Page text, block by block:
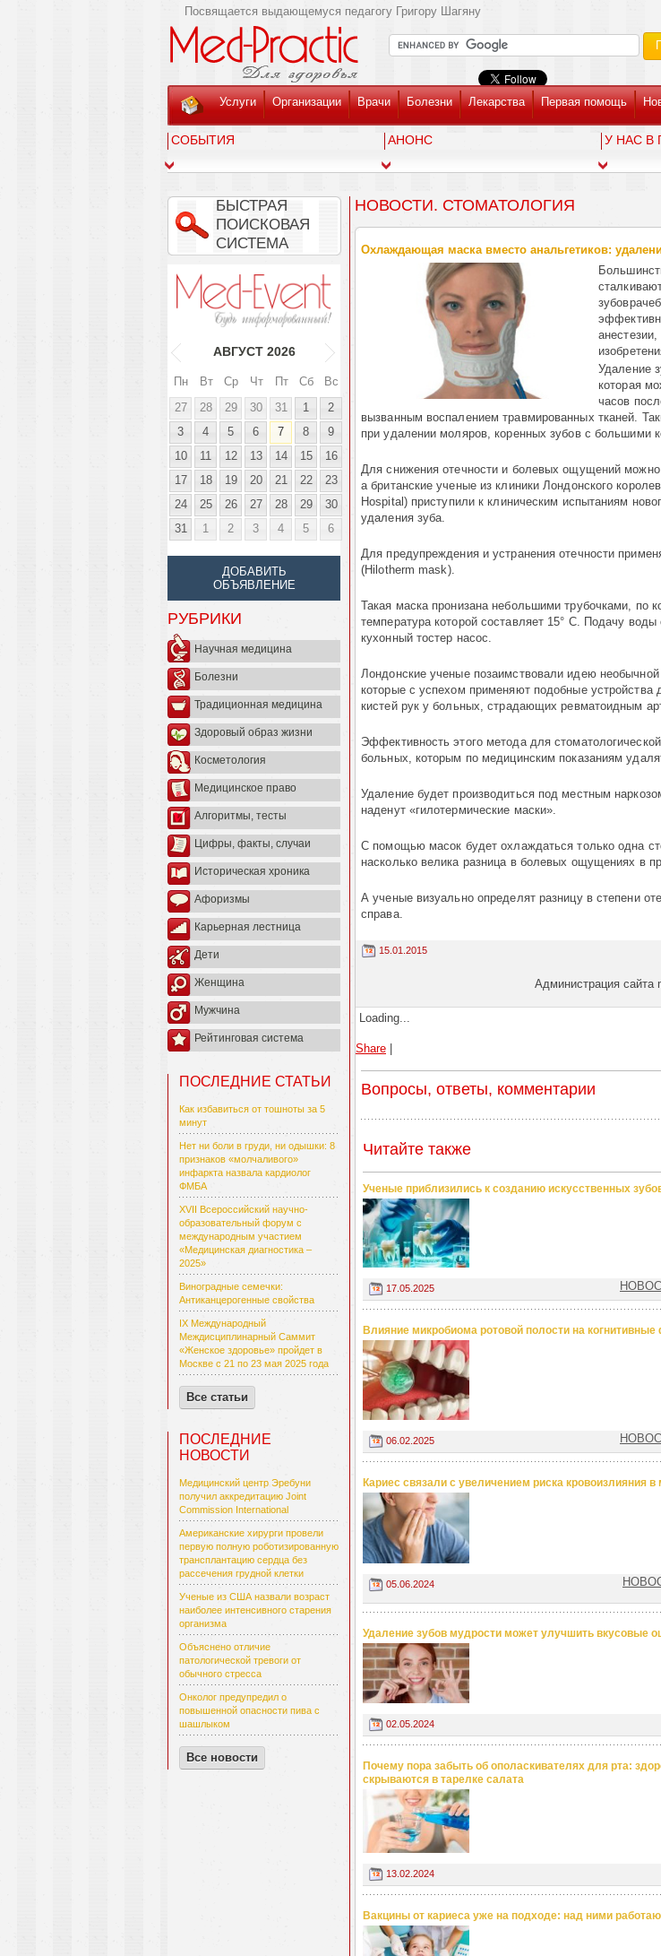
Посвящается выдающемуся педагогу Григору Шагяну
Услуги Организации Врачи Болезни Лекарства Первая помощь
СОБЫТИЯ АНОНС У НАС В
БЫСТРАЯ
ПОИСКОВАЯ
СИСТЕМА
АВГУСТ 2026
Пн Вт Ср Чт Пт Сб
Вс
27
28 29 30 31 1
2
3
4 5 6 7 8
9
10
11 12 13 14 15
16
17
18 19 20 21 22
23
24
25 26 27 28 29
30
31
1 2 3 4 5 6
ДОБАВИТЬ
ОБЪЯВЛЕНИЕ
РУБРИКИ
Научная медицина
Болезни
Традиционная медицина
Здоровый образ жизни
Косметология
Медицинское право
Алгоритмы, тесты
Цифры, факты, случаи
Историческая хроника
Афоризмы
Карьерная лестница
Дети
Женщина
Мужчина
Рейтинговая система
ПОСЛЕДНИЕ СТАТЬИ
Как избавиться от тошноты за 5
минут
Нет ни боли в груди, ни одышки: 8
признаков «молчаливого»
инфаркта назвала кардиолог
ФМБА
XVII Всероссийский научно-
образовательный форум с
международным участием
«Медицинская диагностика –
2025»
Виноградные семечки:
Антиканцерогенные свойства
IX Международный
Междисциплинарный Саммит
«Женское здоровье» пройдет в
Москве с 21 по 23 мая 2025 года
Все статьи
ПОСЛЕДНИЕ
НОВОСТИ
Медицинский центр Эребуни
получил аккредитацию Joint
Commission International
Американские хирурги провели
первую полную роботизированную
трансплантацию сердца без
рассечения грудной клетки
Ученые из США назвали возраст
наиболее интенсивного старения
организма
Объяснено отличие
патологической тревоги от
обычного стресса
Онколог предупредил о
повышенной опасности пива с
шашлыком
Все новости
НОВОСТИ. СТОМАТОЛОГИЯ
Охлаждающая маска вместо анальгетиков:
Удаление
которая
часов
вызванным воспалением травмированных тканей.
при удалении моляров, коренных зубов с большими
Для снижения отечности и болевых ощущений
а британские ученые из клиники Лондонского
Hospital) приступили к клиническим испытаниям
удаления зуба.
Для предупреждения и устранения отечности
(Hilotherm mask).
Такая маска пронизана небольшими трубочками, по
температура которой составляет 15° С. Подачу
кухонный тостер насос.
Лондонские ученые позаимствовали идею
которые с успехом применяют подобные
кистей рук у больных, страдающих ревматоидным
Эффективность этого метода для
больных, которым по медицинским показаниям
Удаление будет производиться под местным
наденут «гилотермические маски».
С помощью масок будет охлаждаться только одна
насколько велика разница в болевых ощущениях в
А ученые визуально определят разницу в степени
справа.
15.01.2015
Администрация сайта
Loading...
Share
Вопросы, ответы, комментарии
Читайте также
Ученые приблизились к созданию искусственных
17.05.2025
Влияние микробиома ротовой полости на когнитивные
06.02.2025
Кариес связали с увеличением риска кровоизлияния в
05.06.2024
Удаление зубов мудрости может улучшить вкусовые
02.05.2024
Почему пора забыть об ополаскивателях для рта:
скрываются в тарелке салата
13.02.2024
Вакцины от кариеса уже на подходе: над ними